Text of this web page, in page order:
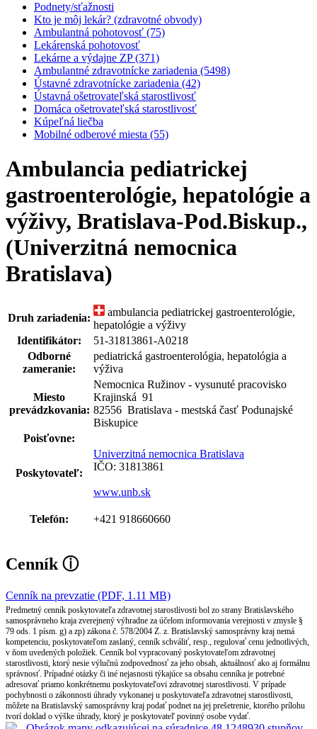
Podnety/sťažnosti
Kto je môj lekár? (zdravotné obvody)
Ambulantná pohotovosť (75)
Lekárenská pohotovosť
Lekárne a výdajne ZP (371)
Ambulantné zdravotnícke zariadenia (5498)
Ústavné zdravotnícke zariadenia (42)
Ústavná ošetrovateľská starostlivosť
Domáca ošetrovateľská starostlivosť
Kúpeľná liečba
Mobilné odberové miesta (55)
Ambulancia pediatrickej
gastroenterológie, hepatológie a
výživy, Bratislava-Pod.Biskup.,
(Univerzitná nemocnica
Bratislava)
Druh zariadenia:
ambulancia pediatrickej gastroenterológie,
hepatológie a výživy
Identifikátor:
51-31813861-A0218
Odborné
zameranie:
pediatrická gastroenterológia, hepatológia a
výživa
Miesto
prevádzkovania:
Nemocnica Ružinov - vysunuté pracovisko
Krajinská 91
82556 Bratislava - mestská časť Podunajské
Biskupice
Poisťovne:
Poskytovateľ:
Univerzitná nemocnica Bratislava
IČO: 31813861
www.unb.sk
Telefón: +421 918660660
Cenník ⓘ
Cenník na prevzatie (PDF, 1.11 MB)
Predmetný cenník poskytovateľa zdravotnej starostlivosti bol zo strany Bratislavského
samosprávneho kraja zverejnený výhradne za účelom informovania verejnosti v zmysle §
79 ods. 1 písm. g) a zp) zákona č. 578/2004 Z. z. Bratislavský samosprávny kraj nemá
kompetenciu, poskytovateľom zaslaný, cenník schváliť, resp., regulovať cenu jednotlivých,
v ňom uvedených položiek. Cenník bol vypracovaný poskytovateľom zdravotnej
starostlivosti, ktorý nesie výlučnú zodpovednosť za jeho obsah, aktuálnosť ako aj formálnu
správnosť. Prípadné otázky či iné nejasnosti týkajúce sa obsahu cenníka je potrebné
adresovať priamo konkrétnemu poskytovateľovi zdravotnej starostlivosti. V prípade
pochybnosti o zákonnosti úhrady vykonanej u poskytovateľa zdravotnej starostlivosti,
môžete na Bratislavský samosprávny kraj podať podnet na jej prešetrenie, ktorého prílohu
tvorí doklad o výške úhrady, ktorý je poskytovateľ povinný osobe vydať.